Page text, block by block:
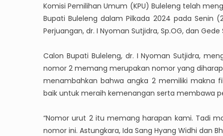
Komisi Pemilihan Umum (KPU) Buleleng telah
Bupati Buleleng dalam Pilkada 2024 pada Senin
Perjuangan, dr. I Nyoman Sutjidra, Sp.OG, dan
Calon Bupati Buleleng, dr. I Nyoman Sutjidra,
nomor 2 memang merupakan nomor yang
menambahkan bahwa angka 2 memiliki makna
baik untuk meraih kemenangan serta membawa
“Nomor urut 2 itu memang harapan kami. Tadi
nomor ini. Astungkara, Ida Sang Hyang Widhi dan